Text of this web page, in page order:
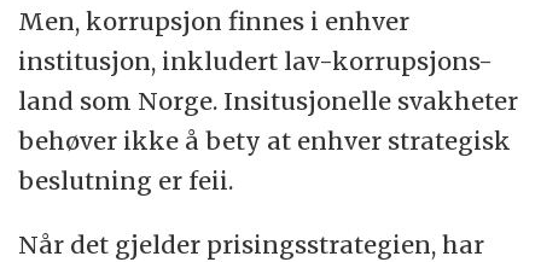
Men, korrupsjon finnes i enhver
institusjon, inkludert lav-korrupsjons-
land som Norge. Insitusjonelle svakheter
behøver ikke å bety at enhver strategisk
beslutning er feii.
Når det gjelder prisingsstrategien, har